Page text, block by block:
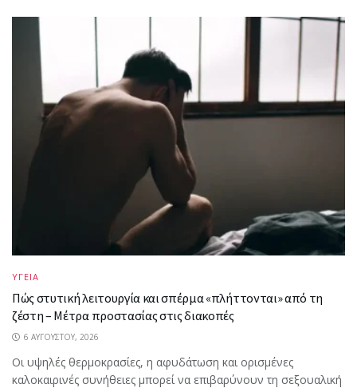
ΥΓΕΙΑ
Πώς στυτική λειτουργία και σπέρμα «πλήττονται» από τη
ζέστη – Μέτρα προστασίας στις διακοπές
6 ΑΥΓΟΎΣΤΟΥ, 2026
Οι υψηλές θερμοκρασίες, η αφυδάτωση και ορισμένες
καλοκαιρινές συνήθειες μπορεί να επιβαρύνουν τη σεξουαλική